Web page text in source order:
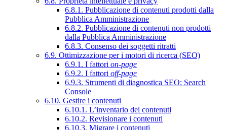
6.8.1. Pubblicazione di contenuti prodotti dalla
Pubblica Amministrazione
6.8.2. Pubblicazione di contenuti non prodotti
dalla Pubblica Amministrazione
6.8.3. Consenso dei soggetti ritratti
6.9. Ottimizzazione per i motori di ricerca (SEO)
6.9.1. I fattori on-page
6.9.2. I fattori off-page
6.9.3. Strumenti di diagnostica SEO: Search
Console
6.10. Gestire i contenuti
6.10.1. L’inventario dei contenuti
6.10.2. Revisionare i contenuti
6.10.3. Migrare i contenuti